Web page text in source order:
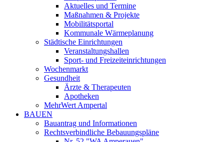
Aktuelles und Termine
Maßnahmen & Projekte
Mobilitätsportal
Kommunale Wärmeplanung
Städtische Einrichtungen
Veranstaltungshallen
Sport- und Freizeiteinrichtungen
Wochenmarkt
Gesundheit
Ärzte & Therapeuten
Apotheken
MehrWert Ampertal
BAUEN
Bauantrag und Informationen
Rechtsverbindliche Bebauungspläne